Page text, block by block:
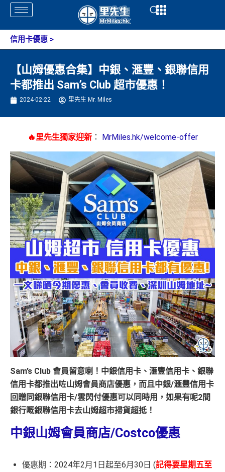
Skip
content
Open
信用卡優惠 >
【山姆優惠合集】中銀、滙豐、銀聯信用
卡都推出 Sam’s Club 超市優惠！
2024-02-22 里先生 Mr. Miles
🔥里先生獨家迎新： MrMiles.hk/welcome-offer
Sam’s Club 會員留意喇！中銀信用卡、滙豐信用卡、銀聯
信用卡都推出咗山姆會員商店優惠，而且中銀/滙豐信用卡
回贈同銀聯信用卡/雲閃付優惠可以同時用，如果有呢2間
銀行嘅銀聯信用卡去山姆超市掃貨超抵！
中銀山姆會員商店/Costco優惠
優惠期：2024年2月1日起至6月30日 (記得要星期五至